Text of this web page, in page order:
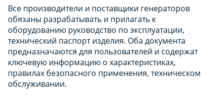
Все производители и поставщики генераторов
обязаны разрабатывать и прилагать к
оборудованию руководство по эксплуатации,
технический паспорт изделия. Оба документа
предназначаются для пользователей и содержат
ключевую информацию о характеристиках,
правилах безопасного применения, техническом
обслуживании.